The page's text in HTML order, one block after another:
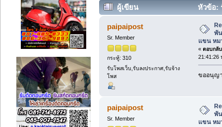
ผู้เขียน
หัวข้อ:
ปลอกแขน หมวกกีฬาสี สายสะพาย (
paipaipost
Sr. Member
กระทู้: 310
รับโพสเว็บ,รับลงประกาศ,รับจ้าง
โพส
พั
แขน หม
« ตอบกลั
21:41:26
ขออนุญา
paipaipost
Sr. Member
พั
แขน หม